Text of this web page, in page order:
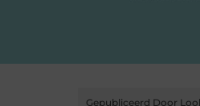
Gepubliceerd Door